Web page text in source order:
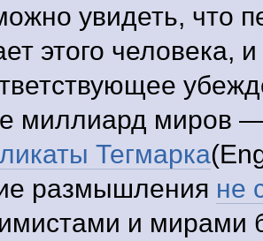
увидеть, что
этого человека,
миллиард миров
Тегмарка
размышления не
и мирами